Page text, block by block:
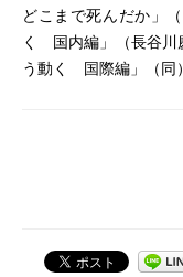
どこまで死んだか」
く 国内編」（長谷川
う動く 国際編」（同）